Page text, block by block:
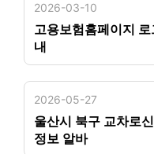
2026-03-10
고용보험홈페이지
내
2026-05-27
울산시 북구 교차로
정보 알바